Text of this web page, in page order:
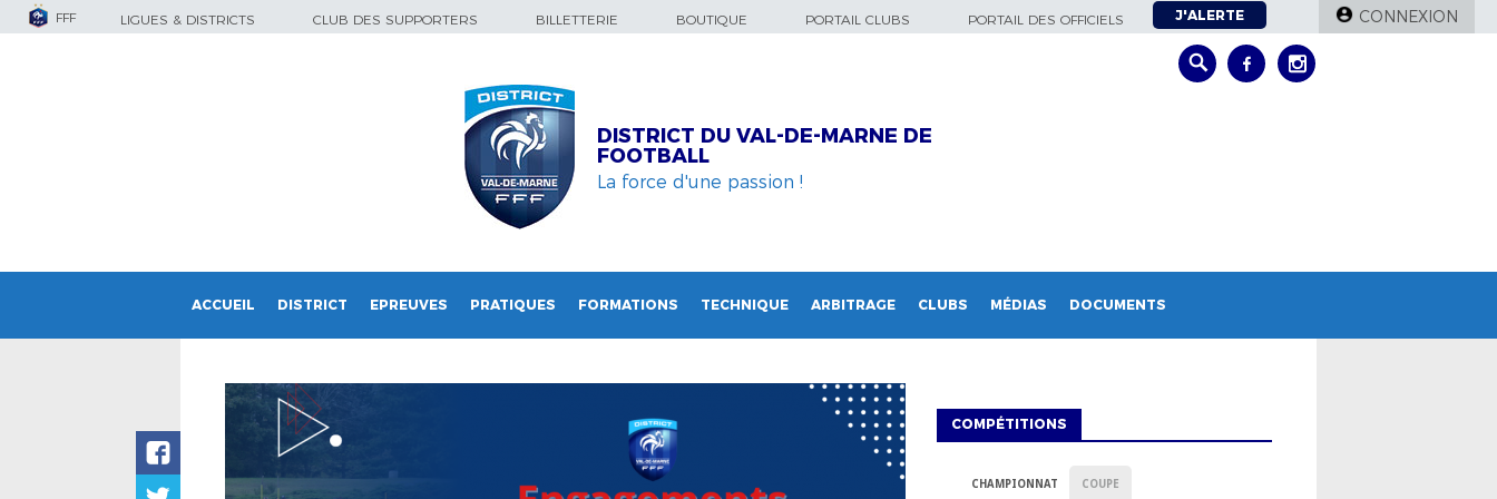
FFF LIGUES & DISTRICTS CLUB DES SUPPORTERS BILLETTERIE BOUTIQUE PORTAIL CLUBS PORTAIL DES OFFICIELS J'ALERTE CONNEXION
DISTRICT DU VAL-DE-MARNE DE
FOOTBALL
La force d'une passion !
ACCUEIL DISTRICT EPREUVES PRATIQUES FORMATIONS TECHNIQUE ARBITRAGE CLUBS MÉDIAS DOCUMENTS
COMPÉTITIONS
CHAMPIONNAT COUPE